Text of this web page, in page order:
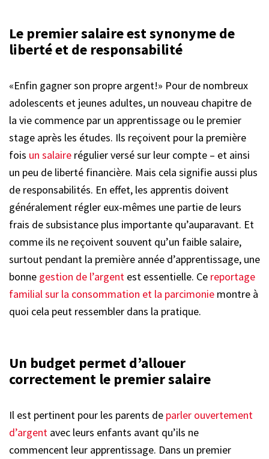
Le premier salaire est synonyme de
liberté et de responsabilité
«Enfin gagner son propre argent!» Pour de nombreux
adolescents et jeunes adultes, un nouveau chapitre de
la vie commence par un apprentissage ou le premier
stage après les études. Ils reçoivent pour la première
fois un salaire régulier versé sur leur compte – et ainsi
un peu de liberté financière. Mais cela signifie aussi plus
de responsabilités. En effet, les apprentis doivent
généralement régler eux-mêmes une partie de leurs
frais de subsistance plus importante qu’auparavant. Et
comme ils ne reçoivent souvent qu’un faible salaire,
surtout pendant la première année d’apprentissage, une
bonne gestion de l’argent est essentielle. Ce reportage
familial sur la consommation et la parcimonie montre à
quoi cela peut ressembler dans la pratique.
Un budget permet d’allouer
correctement le premier salaire
Il est pertinent pour les parents de parler ouvertement
d’argent avec leurs enfants avant qu’ils ne
commencent leur apprentissage. Dans un premier